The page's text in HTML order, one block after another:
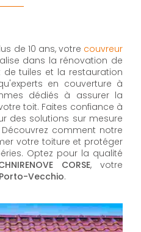
de 10 ans, votre couvreur
dans la rénovation de
tuiles et la restauration
en couverture à
dédiés à assurer la
toit. Faites confiance à
des solutions sur mesure
comment notre
votre toiture et protéger
Optez pour la qualité
CORSE, votre
Vecchio.